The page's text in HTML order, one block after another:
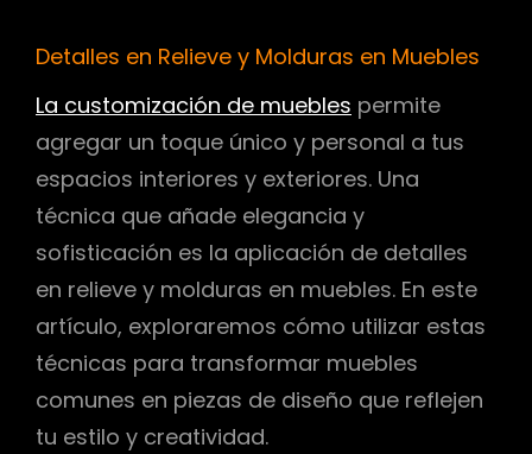
Detalles en Relieve y Molduras en Muebles
La customización de muebles permite
agregar un toque único y personal a tus
espacios interiores y exteriores. Una
técnica que añade elegancia y
sofisticación es la aplicación de detalles
en relieve y molduras en muebles. En este
artículo, exploraremos cómo utilizar estas
técnicas para transformar muebles
comunes en piezas de diseño que reflejen
tu estilo y creatividad.